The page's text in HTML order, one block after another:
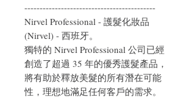
-------------------------------------------
Nirvel Professional - 護髮化妝品
(Nirvel) - 西班牙。
獨特的 Nirvel Professional 公司已經
創造了超過 35 年的優秀護髮產品，
將有助於釋放美髮的所有潛在可能
性，理想地滿足任何客戶的需求。